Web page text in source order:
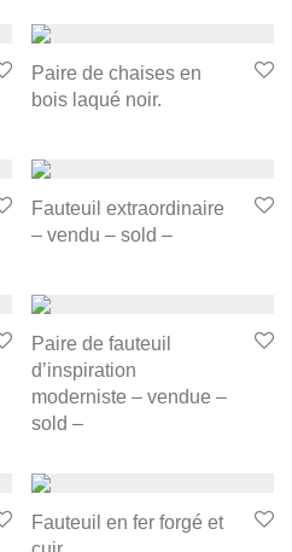
Paire de chaises en
bois laqué noir.
Fauteuil extraordinaire
– vendu – sold –
Paire de fauteuil
d’inspiration
moderniste – vendue –
sold –
Fauteuil en fer forgé et